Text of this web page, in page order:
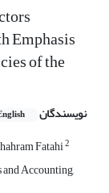
Emphasis
of the
نویسندگان
Fatahi2
Accounting,